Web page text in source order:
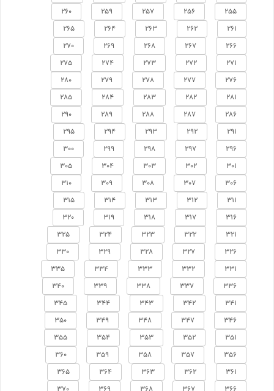
255
256
257
259
260
261
262
263
264
265
266
267
268
269
270
271
272
273
274
275
276
277
278
279
280
281
282
283
284
285
286
287
288
289
290
291
292
293
294
295
296
297
298
299
300
301
302
303
304
305
306
307
308
309
310
311
312
313
314
315
316
317
318
319
320
321
322
323
324
325
326
327
328
329
330
331
332
333
334
335
336
337
338
339
340
341
342
343
344
345
346
347
348
349
350
351
352
353
354
355
356
357
358
359
360
361
362
363
364
365